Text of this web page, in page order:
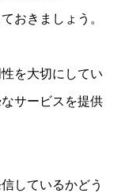
おきましょう。
を大切にしてい
サービスを提供
しているかどう